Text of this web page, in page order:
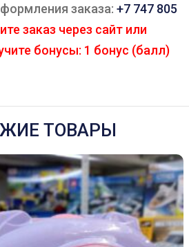
заказа: +7 747 805
заказ через сайт или
бонусы: 1 бонус (балл)
ТОВАРЫ